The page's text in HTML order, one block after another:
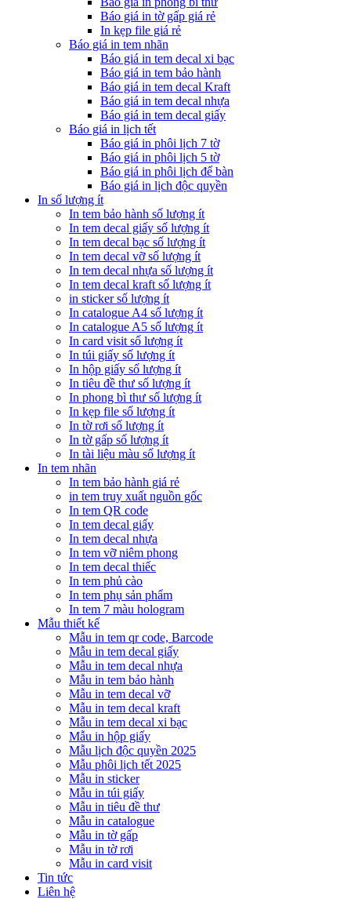
Báo giá in tờ gấp giá rẻ
In kẹp file giá rẻ
Báo giá in tem nhãn
Báo giá in tem decal xi bạc
Báo giá in tem bảo hành
Báo giá in tem decal Kraft
Báo giá in tem decal nhựa
Báo giá in tem decal giấy
Báo giá in lịch tết
Báo giá in phôi lịch 7 tờ
Báo giá in phôi lịch 5 tờ
Báo giá in phôi lịch để bàn
Báo giá in lịch độc quyền
In số lượng ít
In tem bảo hành số lượng ít
In tem decal giấy số lượng ít
In tem decal bạc số lượng ít
In tem decal vỡ số lượng ít
In tem decal nhựa số lượng ít
In tem decal kraft số lượng ít
in sticker số lượng ít
In catalogue A4 số lượng ít
In catalogue A5 số lượng ít
In card visit số lượng ít
In túi giấy số lượng ít
In hộp giấy số lượng ít
In tiêu đề thư số lượng ít
In phong bì thư số lượng ít
In kẹp file số lượng ít
In tờ rơi số lượng ít
In tờ gấp số lượng ít
In tài liệu màu số lượng ít
In tem nhãn
In tem bảo hành giá rẻ
in tem truy xuất nguồn gốc
In tem QR code
In tem decal giấy
In tem decal nhựa
In tem vỡ niêm phong
In tem decal thiếc
In tem phủ cào
In tem phụ sản phẩm
In tem 7 màu hologram
Mẫu thiết kế
Mẫu in tem qr code, Barcode
Mẫu in tem decal giấy
Mẫu in tem decal nhựa
Mẫu in tem bảo hành
Mẫu in tem decal vỡ
Mẫu in tem decal kraft
Mẫu in tem decal xi bạc
Mẫu in hộp giấy
Mẫu lịch độc quyền 2025
Mẫu phôi lịch tết 2025
Mẫu in sticker
Mẫu in túi giấy
Mẫu in tiêu đề thư
Mẫu in catalogue
Mẫu in tờ gấp
Mẫu in tờ rơi
Mẫu in card visit
Tin tức
Liên hệ